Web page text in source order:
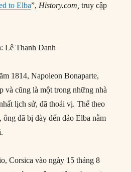
to Elba”, History.com,truy cập
: Lê Thanh Danh
1814, Napoleon Bonaparte,
và cũng là một trong những nhà
lịch sử, đã thoái vị. Thể theo
đã bị đày đến đảo Elba nằm
Corsica vào ngày 15 tháng 8